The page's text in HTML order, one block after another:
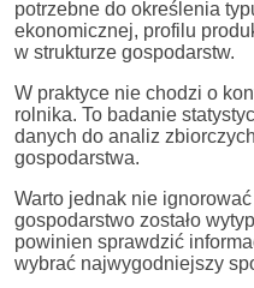
potrzebne do określenia
ekonomicznej, profilu
w strukturze gospodarstw.
W praktyce nie chodzi o
rolnika. To badanie
danych do analiz
gospodarstwa.
Warto jednak nie
gospodarstwo zostało
powinien sprawdzić
wybrać najwygodniejszy